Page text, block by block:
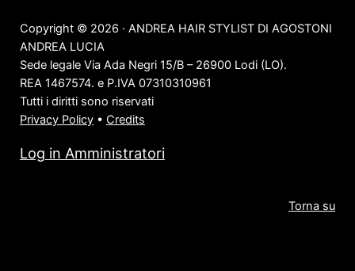
Copyright © 2026 · ANDREA HAIR STYLIST DI AGOSTONI
ANDREA LUCIA
Sede legale Via Ada Negri 15/B – 26900 Lodi (LO).
REA 1467574. e P.IVA 07310310961
Tutti i diritti sono riservati
Privacy Policy• Credits
Log in Amministratori
Torna su